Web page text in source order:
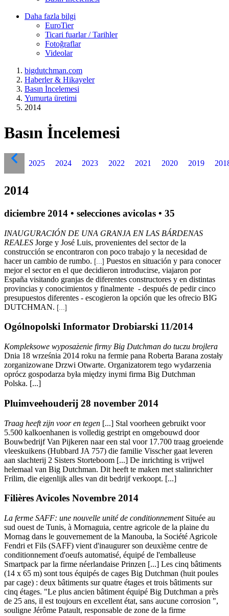
Daha fazla bilgi
EuroTier
Ticari fuarlar / Tarihler
Fotoğraflar
Videolar
bigdutchman.com
Haberler & Hikayeler
Basın İncelemesi
Yumurta üretimi
2014
Basın İncelemesi
2025 2024 2023 2022 2021 2020 2019
2014
diciembre 2014 • selecciones avicolas • 35
INAUGURACIÓN DE UNA GRANJA EN LAS BÁRDENAS
REALES Jorge y José Luis, provenientes del sector de la
construcción se encontraron con poco trabajo y la necesidad de
hacer un cambio de rumbo. [...] Puestos en situación y para conocer
mejor el sector en el que decidieron introducirse, viajaron por
España visitando granjas de diferentes constructores y en distintas
provincias y conocimientos y finalmente - después de pedir cinco
presupuestos diferentes - escogieron la opción que les ofrecio BIG
DUTCHMAN. [...]
Ogólnopolski Informator Drobiarski 11/2014
Kompleksowe wyposażenie firmy Big Dutchman do tuczu brojlera
Dnia 18 września 2014 roku na fermie pana Roberta Barana zostały
zorganizowane Drzwi Otwarte. Organizatorem tego wydarzenia
oprócz gospodarza była między inymi firma Big Dutchman
Polska. [...]
Pluimveehouderij 28 november 2014
Traag heeft zijn voor en tegen [...] Stal voorheen gebruikt voor
5.500 kalkoenhanen is volledig gestript en omgebouwd door
Bouwbedrijf Van Pijkeren naar een stal voor 17.700 traag groeiende
vleeskuikens (Hubbard JA 757) die familie Visscher gaat leveren
aan slachterij 2 Sisters Storteboom [...] De inrichting is vrijwel
helemaal van Big Dutchman. Dit heeft te maken met stalinrichter
Frilim, die eigenlijk alles van dit bedrijf verkoopt. [...]
Filières Avicoles Novembre 2014
La ferme SAFF: une nouvelle unité de conditionnementSituée au
sud ouest de Tunis, à Mornaguia, centre agricole de la plaine du
Mornag dans le gouvernement de la Manouba, la Société Agricole
Fendri et Fils (SAFF) vient d'inaugurer son deuxième centre de
conditionnement d'oeufs automatisé, équipé de l'emballeuse
Smartpack par la firme néerlandaise Prinzen [...] Les cinq bâtiments
(14 x 65 m) sont tous équipés de cages Big Dutchman (huit poules
par cage) : deux bâtiments sur quatre étages et trois bâtiments sur
cinq étages. "Le plus ancien bâtiment équipé Big Dutchman a près
de 25 ans, il est toujours en excellent état, sans aucune corrosion ",
souligne Jérôme Patault, responsable de zone de la firme